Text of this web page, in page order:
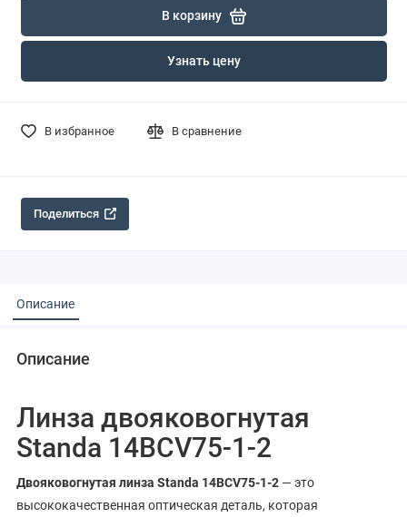
В корзину
Узнать цену
В избранное В сравнение
Поделиться
Описание
Описание
Линза двояковогнутая
Standa 14BCV75-1-2
Двояковогнутая линза Standa 14BCV75-1-2 — это
высококачественная оптическая деталь, которая